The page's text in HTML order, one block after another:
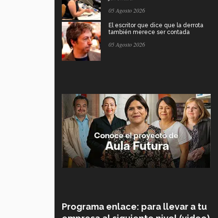
05 Agosto 2026
El escritor que dice que la derrota
también merece ser contada
05 Agosto 2026
Programa enlace: para llevar a tu